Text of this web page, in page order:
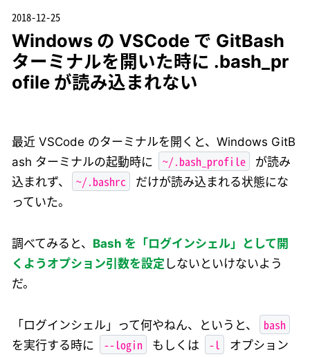
2018-12-25
Windows の VSCode で GitBash
ターミナルを開いた時に .bash_pr
ofile が読み込まれない
最近 VSCode のターミナルを開くと、Windows GitB
ash ターミナルの起動時に
~/.bash_profile
が読み
込まれず、
~/.bashrc
だけが読み込まれる状態にな
っていた。
調べてみると、 Bash を「ログインシェル」として開
くようオプション引数を設定 しないといけないよう
だ。
「ログインシェル」って何やねん、というと、 bash
を実行する時に --login もしくは -l
オプション